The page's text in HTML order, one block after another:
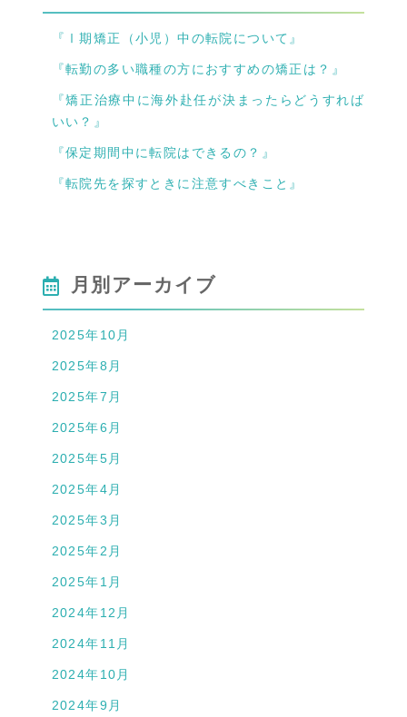
『Ⅰ期矯正（小児）中の転院について』
『転勤の多い職種の方におすすめの矯正は？』
『矯正治療中に海外赴任が決まったらどうすれば
いい？』
『保定期間中に転院はできるの？』
『転院先を探すときに注意すべきこと』
月別アーカイブ
2025年10月
2025年8月
2025年7月
2025年6月
2025年5月
2025年4月
2025年3月
2025年2月
2025年1月
2024年12月
2024年11月
2024年10月
2024年9月